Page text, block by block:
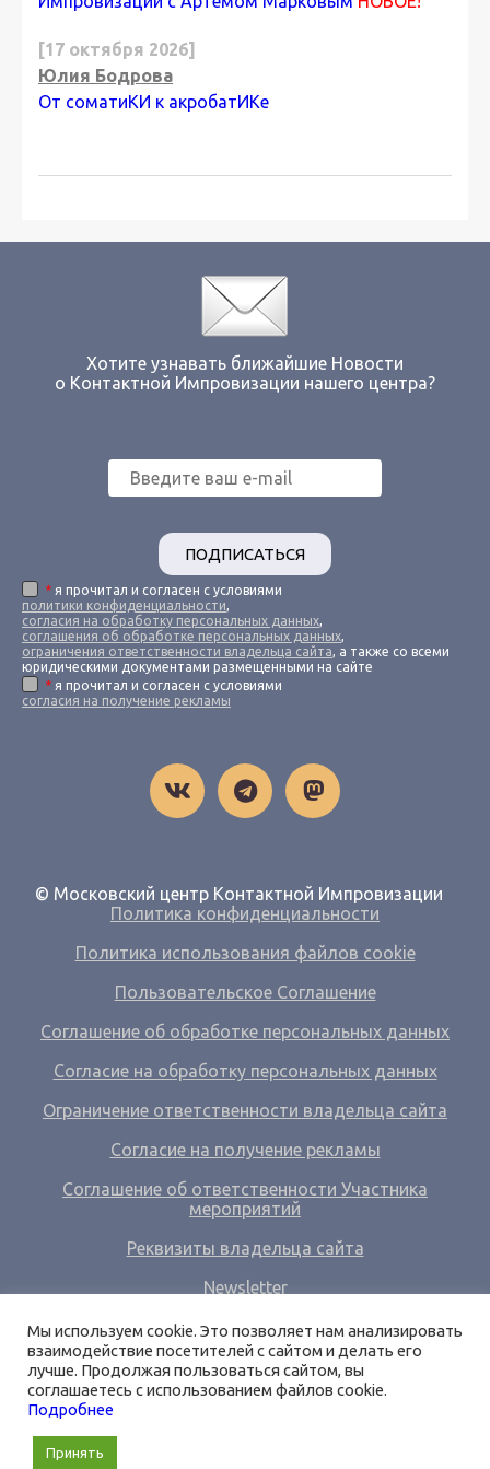
[17 октября 2026]
Юлия Бодрова
От соматиКИ к акробатИКе
Хотите узнавать ближайшие Новости
о Контактной Импровизации нашего центра?
ПОДПИСАТЬСЯ
* я прочитал и согласен с условиями
политики конфиденциальности,
согласия на обработку персональных данных,
соглашения об обработке персональных данных,
ограничения ответственности владельца сайта, а также со всеми
юридическими документами размещенными на сайте
* я прочитал и согласен с условиями
согласия на получение рекламы
© Московский центр Контактной Импровизации
Политика конфиденциальности
Политика использования файлов cookie
Пользовательское Соглашение
Соглашение об обработке персональных данных
Согласие на обработку персональных данных
Ограничение ответственности владельца сайта
Согласие на получение рекламы
Соглашение об ответственности Участника
мероприятий
Реквизиты владельца сайта
Newsletter
Ссылки
О нас
Мы используем cookie. Это позволяет нам анализировать
взаимодействие посетителей с сайтом и делать его
лучше. Продолжая пользоваться сайтом, вы
соглашаетесь с использованием файлов cookie.
Подробнее
Принять